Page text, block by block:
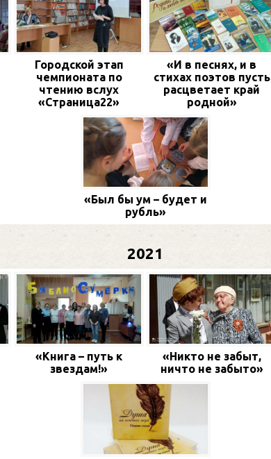
Городской этап
чемпионата по
чтению вслух
«Страница22»
«И в песнях, и в
стихах поэтов пусть
расцветает край
родной»
«Был бы ум – будет и
рубль»
2021
«Книга – путь к
звездам!»
«Никто не забыт,
ничто не забыто»